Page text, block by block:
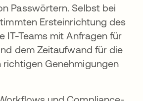
Passwörtern. Selbst bei
Ersteinrichtung des
IT-Teams mit Anfragen für
dem Zeitaufwand für die
richtigen Genehmigungen